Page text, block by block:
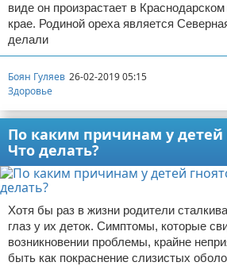
виде он произрастает в
крае. Родиной ореха является
делали
Боян Гуляев 26-02-2019 05:15
Здоровье
По каким причинам у детей
Что делать?
Хотя бы раз в жизни родители
глаз у их деток. Симптомы, которые
возникновении проблемы, крайне
быть как покраснение слизистых